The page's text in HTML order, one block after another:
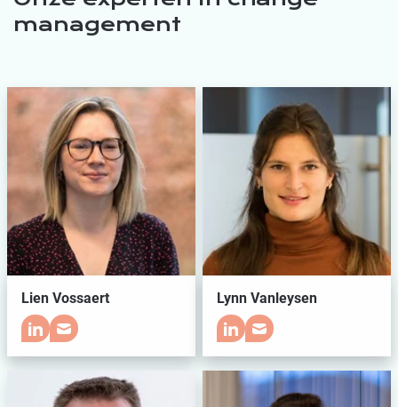
management
Lien Vossaert Lynn Vanleysen